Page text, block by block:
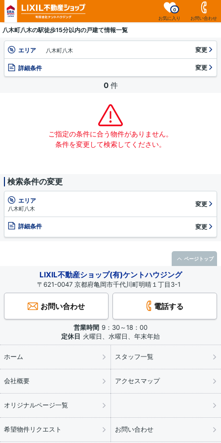
お気に入り
0
お問い合わせ
八木町八木の駅徒歩15分以内の戸建て情報一覧
エリア 八木町八木 変更
詳細条件 変更
0 件
ご指定の条件に合う物件がありません。
条件を変更して検索してください。
検索条件の変更
エリア
八木町八木
変更
詳細条件 変更
LIXIL不動産ショップ(有)ケントハウジング
〒621-0047 京都府亀岡市千代川町明晴１丁目3-1
お問い合わせ 電話する
営業時間 9：30～18：00
定休日 火曜日、水曜日、年末年始
ホーム スタッフ一覧
会社概要 アクセスマップ
オリジナルページ一覧
希望物件リクエスト お問い合わせ
ページトップ